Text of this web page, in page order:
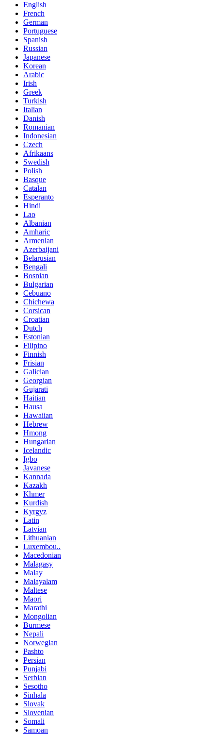
English
French
German
Portuguese
Spanish
Russian
Japanese
Korean
Arabic
Irish
Greek
Turkish
Italian
Danish
Romanian
Indonesian
Czech
Afrikaans
Swedish
Polish
Basque
Catalan
Esperanto
Hindi
Lao
Albanian
Amharic
Armenian
Azerbaijani
Belarusian
Bengali
Bosnian
Bulgarian
Cebuano
Chichewa
Corsican
Croatian
Dutch
Estonian
Filipino
Finnish
Frisian
Galician
Georgian
Gujarati
Haitian
Hausa
Hawaiian
Hebrew
Hmong
Hungarian
Icelandic
Igbo
Javanese
Kannada
Kazakh
Khmer
Kurdish
Kyrgyz
Latin
Latvian
Lithuanian
Luxembou..
Macedonian
Malagasy
Malay
Malayalam
Maltese
Maori
Marathi
Mongolian
Burmese
Nepali
Norwegian
Pashto
Persian
Punjabi
Serbian
Sesotho
Sinhala
Slovak
Slovenian
Somali
Samoan